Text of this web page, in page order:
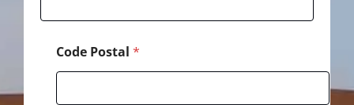
Code Postal *